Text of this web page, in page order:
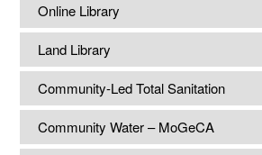
Online Library
Land Library
Community-Led Total Sanitation
Community Water – MoGeCA